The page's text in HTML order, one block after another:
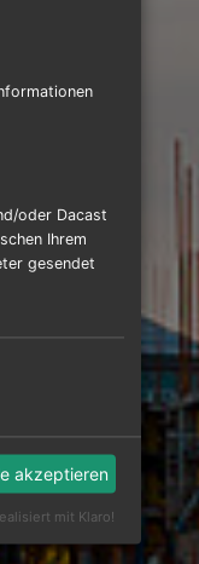
oder Dacast
Ihrem
gesendet
akzeptieren
mit Klaro!